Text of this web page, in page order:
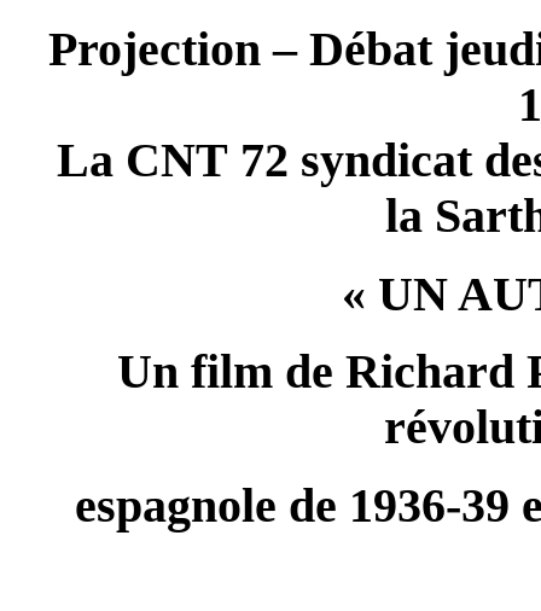
Projection – Débat
La CNT 72 syndicat
la
« UN
Un film de Richard
espagnole de 1936-